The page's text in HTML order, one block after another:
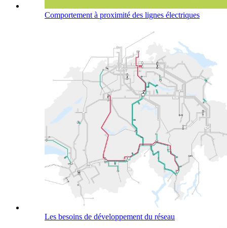
Comportement à proximité des lignes électriques
Les besoins de développement du réseau